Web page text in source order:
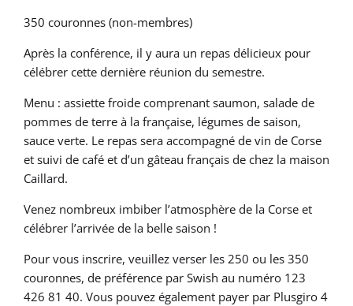
350 couronnes (non-membres)
Après la conférence, il y aura un repas délicieux pour
célébrer cette dernière réunion du semestre.
Menu : assiette froide comprenant saumon, salade de
pommes de terre à la française, légumes de saison,
sauce verte. Le repas sera accompagné de vin de Corse
et suivi de café et d’un gâteau français de chez la maison
Caillard.
Venez nombreux imbiber l’atmosphère de la Corse et
célébrer l’arrivée de la belle saison !
Pour vous inscrire, veuillez verser les 250 ou les 350
couronnes, de préférence par Swish au numéro 123
426 81 40. Vous pouvez également payer par Plusgiro 4